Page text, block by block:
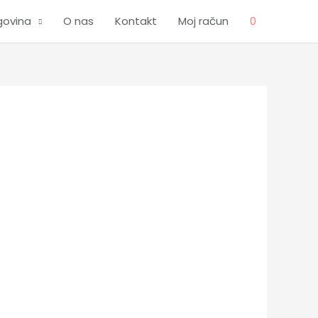
O nas Kontakt Moj račun 0